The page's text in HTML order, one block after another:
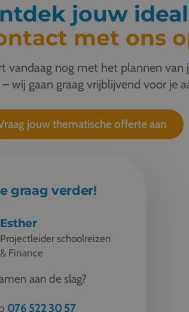
jouw
met ons
vandaag nog met het plannen
wij gaan graag vrijblijvend voor je
jouw thematische offerte aan
graag verder!
Esther
Projectleider schoolreizen
& Finance
aan de slag?
076 522 30 57